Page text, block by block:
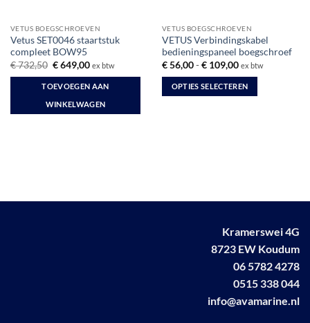
VETUS BOEGSCHROEVEN
Vetus SET0046 staartstuk
compleet BOW95
€732,50 Oorspronkelijke
was:
€ 732,50.
€649,00Huidige
is:
€ 649,00.
ex btw
TOEVOEGEN AAN
WINKELWAGEN
VETUS BOEGSCHROEVEN
VETUS Verbindingskabel
bedieningspaneel boegschroef
€56,00 - €109,00Prijsklasse:
tot
€ 109,00
ex btw
OPTIES SELECTEREN
kan
Kramerswei 4G
8723 EW Koudum
06 5782 4278
0515 338 044
info@avamarine.nl